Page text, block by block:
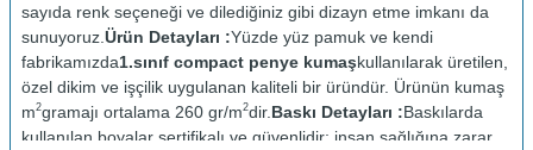
sayıda renk seçeneği ve dilediğiniz gibi dizayn etme imkanı da
sunuyoruz. Ürün Detayları :Yüzde yüz pamuk ve kendi
fabrikamızda1.sınıf compact penye kumaşkullanılarak üretilen,
özel dikim ve işçilik uygulanan kaliteli bir üründür. Ürünün kumaş
m2gramajı ortalama 260 gr/m2dir. Baskı Detayları :Baskılarda
kullanılan boyalar sertifikalı ve güvenlidir; insan sağlığına zarar